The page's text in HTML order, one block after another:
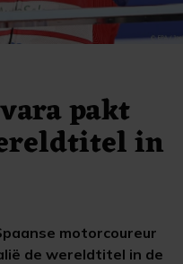
pakt
in
motorcoureur
de wereldtitel in de